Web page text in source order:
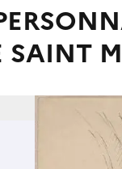
SAINT